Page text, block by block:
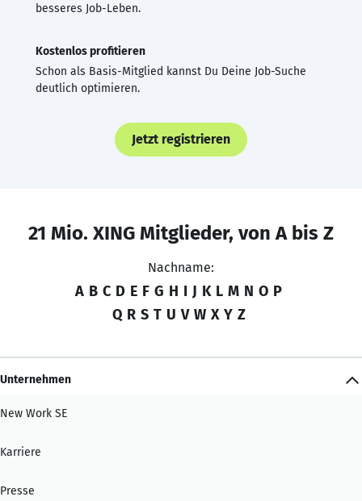
besseres Job-Leben.
Kostenlos profitieren
Schon als Basis-Mitglied kannst Du Deine Job-Suche
deutlich optimieren.
Jetzt registrieren
21 Mio. XING Mitglieder, von A bis Z
Nachname:
A B C D E F G H I J K L M N O P
Q R S T U V W X Y Z
Unternehmen
New Work SE
Karriere
Presse